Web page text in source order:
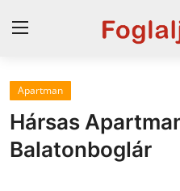
Magyarország
Horvát tengerpart
Apartman
Hársas
Balatonboglár